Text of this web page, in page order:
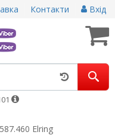
Контакти Вхід
587.460 Elring